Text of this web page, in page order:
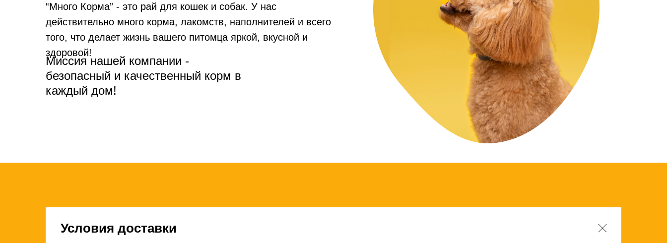
“Много Корма” - это рай для кошек и собак. У нас
действительно много корма, лакомств, наполнителей и всего
того, что делает жизнь вашего питомца яркой, вкусной и
здоровой!
Миссия нашей компании -
безопасный и качественный корм в
каждый дом!
Условия доставки